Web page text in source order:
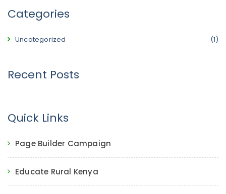
Categories
Uncategorized (1)
Recent Posts
Quick Links
Page Builder Campaign
Educate Rural Kenya